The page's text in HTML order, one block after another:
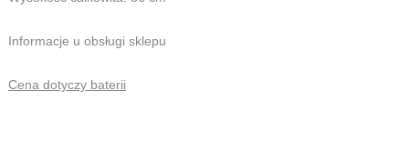
Informacje u obsługi sklepu
Cena dotyczy baterii